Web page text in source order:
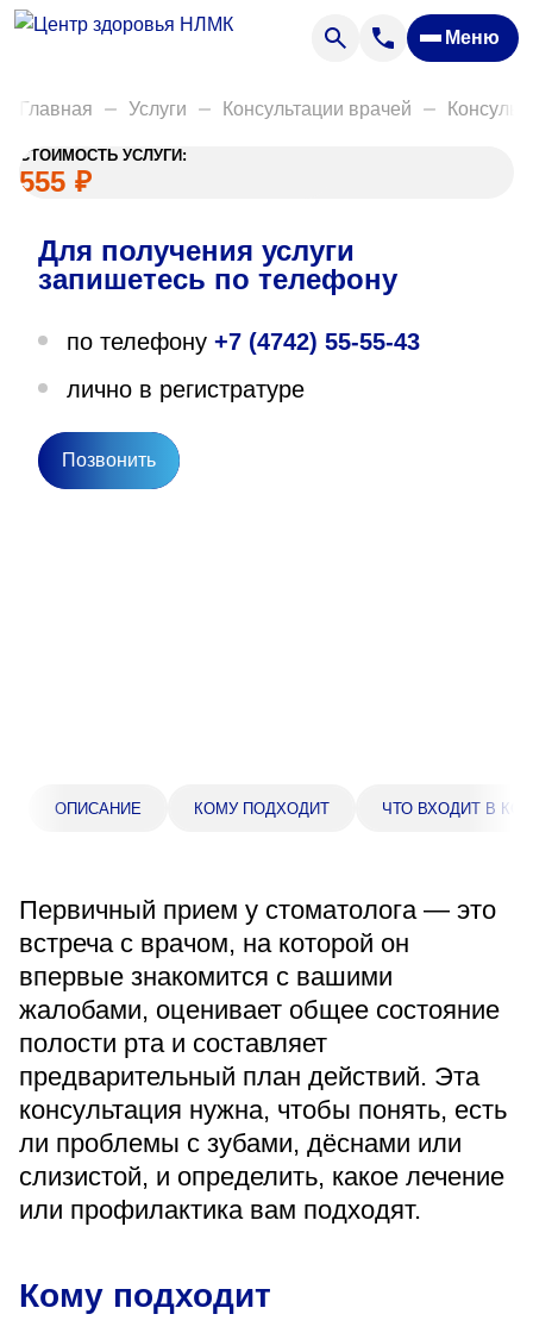
Меню
Анализы
Акции
Пациентам
Вакансии
О нас
Направления деятельности
Адрес
Суббота 08:00–16:00
Регистратура
+7 (4742) 55-55-43
Санаторий-профилакторий
«Парус»
Адрес
399000, г. Липецк, Плехановское лесничество,
Ленинский лесхоз, квартал 67
Понедельник — четверг
08:00–16:45
Пятница
08:00–15:45
Главная Услуги Консультации врачей
ОПИСАНИЕ КОМУ ПОДХОДИТ ЧТО ВХОДИТ В
Первичный прием у стоматолога — это
встреча с врачом, на которой он
впервые знакомится с вашими
жалобами, оценивает общее состояние
полости рта и составляет
предварительный план действий. Эта
консультация нужна, чтобы понять, есть
ли проблемы с зубами, дёснами или
слизистой, и определить, какое лечение
или профилактика вам подходят.
Кому подходит
СТОИМОСТЬ УСЛУГИ:
555 ₽
Для получения услуги
запишетесь по телефону
по телефону +7 (4742) 55-55-43
лично в регистратуре
Позвонить